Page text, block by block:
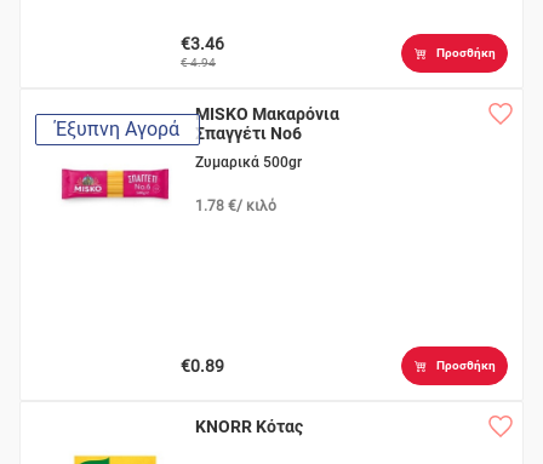
€3.46
€ 4.94
Προσθήκη
Έξυπνη Αγορά
MISKO Μακαρόνια
Σπαγγέτι Νο6
Ζυμαρικά 500gr
1.78 €/ κιλό
€0.89 Προσθήκη
KNORR Κότας